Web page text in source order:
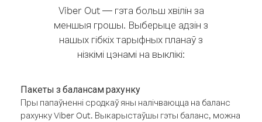
Viber Out — гэта больш хвілін за
меншыя грошы. Выберыце адзін з
нашых гібкіх тарыфных планаў з
нізкімі цэнамі на выклікі:
Пакеты з балансам рахунку
Пры папаўненні сродкаў яны налічваюцца на баланс
рахунку Viber Out. Выкарыстаўшы гэты баланс, можна